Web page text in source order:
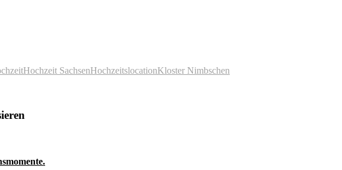
Hochzeit SachsenHochzeitslocationKloster Nimbschen